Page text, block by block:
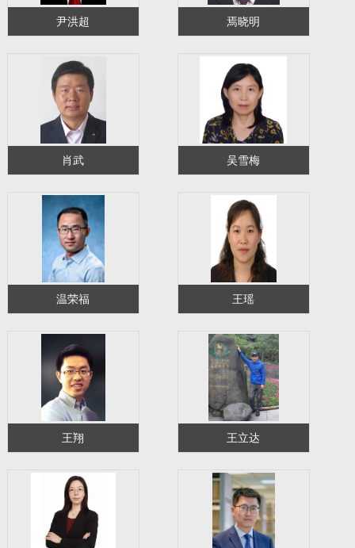
尹洪超 焉晓明
肖武 吴雪梅
温荣福 王瑶
王翔 王立达